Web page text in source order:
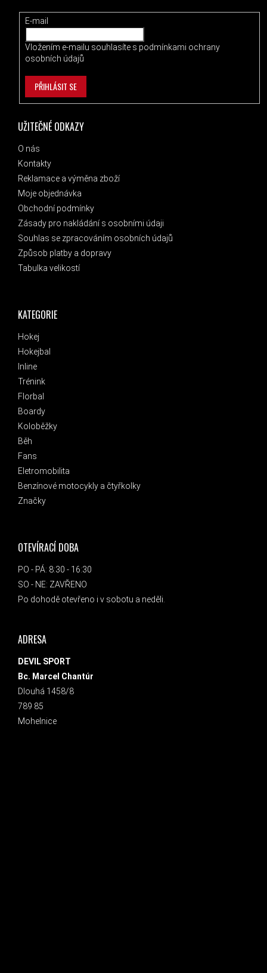
KATEGORIE
Hokej
Hokejbal
Inline
Trénink
Florbal
Boardy
Koloběžky
Běh
Fans
Eletromobilita
Benzínové motocykly a čtyřkolky
Značky
UŽITEČNÉ ODKAZY
O nás
Kontakty
Reklamace a výměna zboží
Moje objednávka
Obchodní podmínky
Zásady pro nakládání s osobními údaji
Souhlas se zpracováním osobních údajů
Způsob platby a dopravy
Tabulka velikostí
OTEVÍRACÍ DOBA
PO - PÁ: 8:30 - 16:30
SO - NE: ZAVŘENO
Po dohodě otevřeno i v sobotu a neděli.
ADRESA
DEVIL SPORT
Bc. Marcel Chantúr
Dlouhá 1458/8
789 85
Mohelnice
E-mail
Vložením e-mailu souhlasíte s podmínkami ochrany
osobních údajů
PŘIHLÁSIT SE